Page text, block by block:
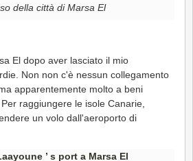
della città di Marsa El
El dopo aver lasciato il mio
Non non c'è nessun collegamento
apparentemente molto a beni
raggiungere le isole Canarie,
un volo dall'aeroporto di